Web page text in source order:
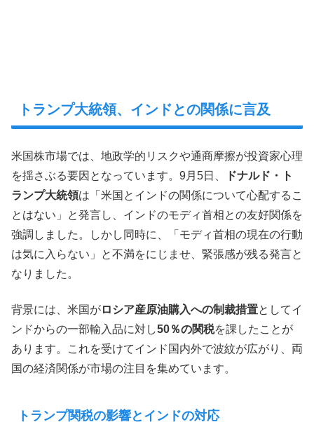
トランプ大統領、インドとの関係に言及
米国株市場では、地政学的リスクや通商摩擦が投資家心理
を揺さぶる要因となっています。9月5日、
ドナルド・ト
ランプ大統領は「米国とインドの関係について心配するこ
とはない」と発言し、インドのモディ首相との友好関係を
強調しました。しかし同時に、「モディ首相の現在の行動
は気に入らない」と不満をにじませ、緊張感が残る発言と
なりました。
背景には、米国がロシア産原油購入への制裁措置としてイ
ンドからの一部輸入品に対し50％の関税を課したことが
あります。これを受けてインド国内外で波紋が広がり、両
国の経済関係が市場の注目を集めています。
トランプ関税の影響とインドの対応